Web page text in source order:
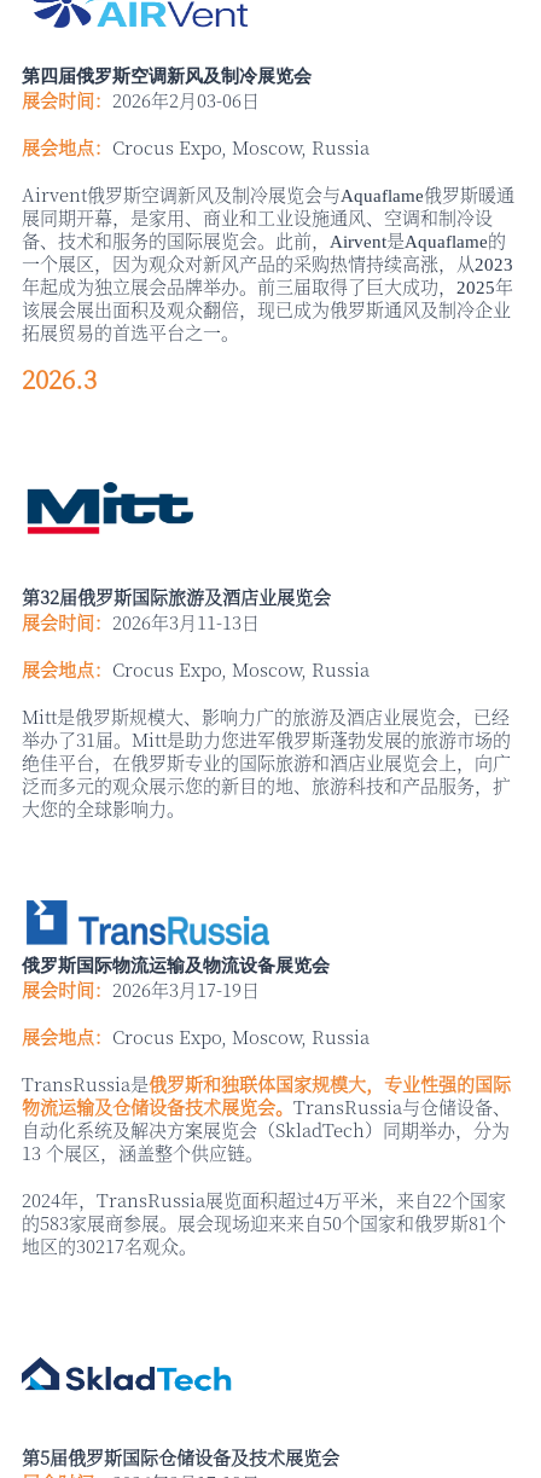
第四届俄罗斯空调新风及制冷展览会
展会时间： 2026年2月03-06日
展会地点： Crocus Expo, Moscow, Russia
Airvent俄罗斯空调新风及制冷展览会与Aquaflame俄罗斯暖通
展同期开幕，是家用、商业和工业设施通风、空调和制冷设
备、技术和服务的国际展览会。此前，
Airvent是Aquaflame的
一个展区，因为观众对新风产品的采购热情持续高涨，从2023
年起成为独立展会品牌举办。前三届取得了巨大成功， 2025年
该展会展出面积及观众翻倍，现已成为俄罗斯通风及制冷企业
拓展贸易的首选平台之一。
2026.3
第32届俄罗斯国际旅游及酒店业展览会
展会时间： 2026年3月11-13日
展会地点： Crocus Expo, Moscow, Russia
Mitt是俄罗斯规模大、影响力广的旅游及酒店业展览会，已经
举办了31届。Mitt是助力您进军俄罗斯蓬勃发展的旅游市场的
绝佳平台，在俄罗斯专业的国际旅游和酒店业展览会上，向广
泛而多元的观众展示您的新目的地、旅游科技和产品服务，扩
大您的全球影响力。
俄罗斯国际物流运输及物流设备展览会
展会时间： 2026年3月17-19日
展会地点： Crocus Expo, Moscow, Russia
TransRussia是俄罗斯和独联体国家规模大，专业性强的国际
物流运输及仓储设备技术展览会。 TransRussia与仓储设备、
自动化系统及解决方案展览会（SkladTech）同期举办，分为
13 个展区，涵盖整个供应链。
2024年，TransRussia展览面积超过4万平米，来自22个国家
的583家展商参展。展会现场迎来来自50个国家和俄罗斯81个
地区的30217名观众。
第5届俄罗斯国际仓储设备及技术展览会